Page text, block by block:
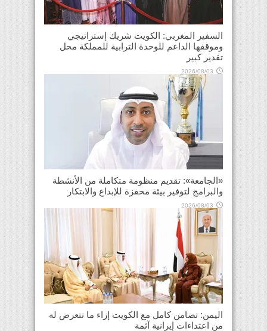
السفير المغربي: الكويت شريك إستراتيجي
وموقفها الداعم للوحدة الترابية للمملكة محل
تقدير كبير
2026/08/03
«الجامعة»: تقديم منظومة متكاملة من الأنشطة
والبرامج لتوفير بيئة محفزة للإبداع والابتكار
2026/08/03
اليمن: تضامن كامل مع الكويت إزاء ما تتعرض له
من اعتداءات إيرانية آثمة